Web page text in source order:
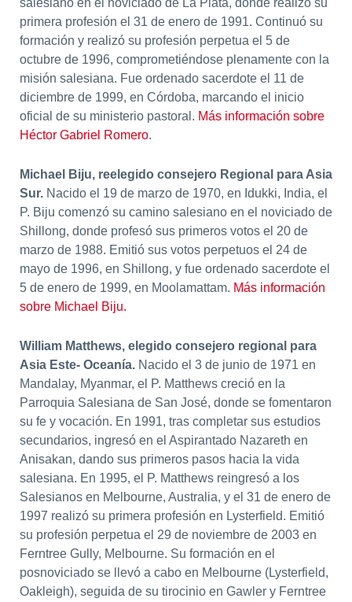
salesiano en el noviciado de La Plata, donde realizó su
primera profesión el 31 de enero de 1991. Continuó su
formación y realizó su profesión perpetua el 5 de
octubre de 1996, comprometiéndose plenamente con la
misión salesiana. Fue ordenado sacerdote el 11 de
diciembre de 1999, en Córdoba, marcando el inicio
oficial de su ministerio pastoral. Más información sobre
Héctor Gabriel Romero.
Michael Biju, reelegido consejero Regional para Asia
Sur.Nacido el 19 de marzo de 1970, en Idukki, India, el
P. Biju comenzó su camino salesiano en el noviciado de
Shillong, donde profesó sus primeros votos el 20 de
marzo de 1988. Emitió sus votos perpetuos el 24 de
mayo de 1996, en Shillong, y fue ordenado sacerdote el
5 de enero de 1999, en Moolamattam. Más información
sobre Michael Biju.
William Matthews, elegido consejero regional para
Asia Este- Oceanía.Nacido el 3 de junio de 1971 en
Mandalay, Myanmar, el P. Matthews creció en la
Parroquia Salesiana de San José, donde se fomentaron
su fe y vocación. En 1991, tras completar sus estudios
secundarios, ingresó en el Aspirantado Nazareth en
Anisakan, dando sus primeros pasos hacia la vida
salesiana. En 1995, el P. Matthews reingresó a los
Salesianos en Melbourne, Australia, y el 31 de enero de
1997 realizó su primera profesión en Lysterfield. Emitió
su profesión perpetua el 29 de noviembre de 2003 en
Ferntree Gully, Melbourne. Su formación en el
posnoviciado se llevó a cabo en Melbourne (Lysterfield,
Oakleigh), seguida de su tirocinio en Gawler y Ferntree